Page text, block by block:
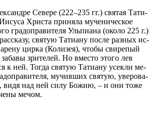
Се­ве­ре (222–235 гг.) свя­тая Та­ти­
Хри­ста при­ня­ла му­че­ни­че­ское
гра­до­пра­ви­те­ля Уль­пи­а­на (око­ло 225 г.)
свя­тую Та­ти­а­ну по­сле раз­ных ис­
цир­ка (Ко­ли­зея), чтобы сви­ре­пый
за­ба­вы зри­те­лей. Но вме­сто это­го лев
к ней. То­гда свя­тую Та­ти­а­ну усек­ли ме­
му­чив­ших свя­тую, уве­ро­ва­
ви­дя над ней си­лу Бо­жию, – и они то­же
ме­чом.